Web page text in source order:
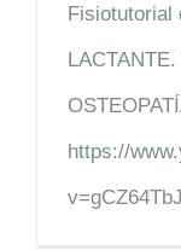
Fisiotutorial
https://